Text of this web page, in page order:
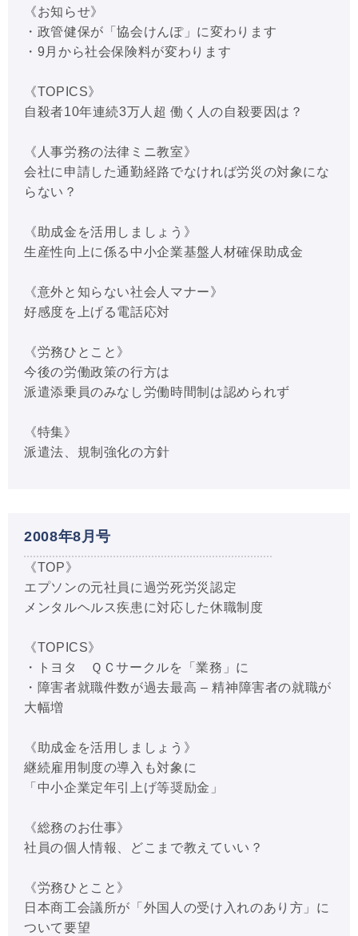
《お知らせ》
・政管健保が「協会けんぽ」に変わります
・9月から社会保険料が変わります
《TOPICS》
自殺者10年連続3万人超 働く人の自殺要因は？
《人事労務の法律ミニ教室》
会社に申請した通勤経路でなければ労災の対象にな
らない？
《助成金を活用しましょう》
生産性向上に係る中小企業基盤人材確保助成金
《意外と知らない社会人マナー》
好感度を上げる電話応対
《労務ひとこと》
今後の労働政策の行方は
派遣添乗員のみなし労働時間制は認められず
《特集》
派遣法、規制強化の方針
2008年8月号
《TOP》
エプソンの元社員に過労死労災認定
メンタルヘルス疾患に対応した休職制度
《TOPICS》
・トヨタ ＱＣサークルを「業務」に
・障害者就職件数が過去最高 – 精神障害者の就職が
大幅増
《助成金を活用しましょう》
継続雇用制度の導入も対象に
「中小企業定年引上げ等奨励金」
《総務のお仕事》
社員の個人情報、どこまで教えていい？
《労務ひとこと》
日本商工会議所が「外国人の受け入れのあり方」に
ついて要望